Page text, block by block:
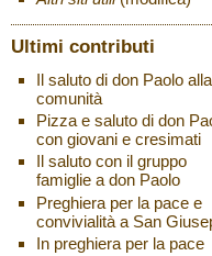
Ultimi contributi
Il saluto di don Paolo alla
comunità
Pizza e saluto di don
con giovani e cresimati
Il saluto con il gruppo
famiglie a don Paolo
Preghiera per la pace e
convivialità a San
In preghiera per la pace